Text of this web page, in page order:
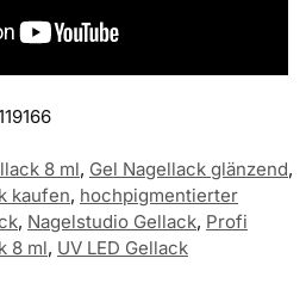
8 ml, Gel Nagellack glänzend,
kaufen, hochpigmentierter
, Nagelstudio Gellack, Profi
8 ml, UV LED Gellack